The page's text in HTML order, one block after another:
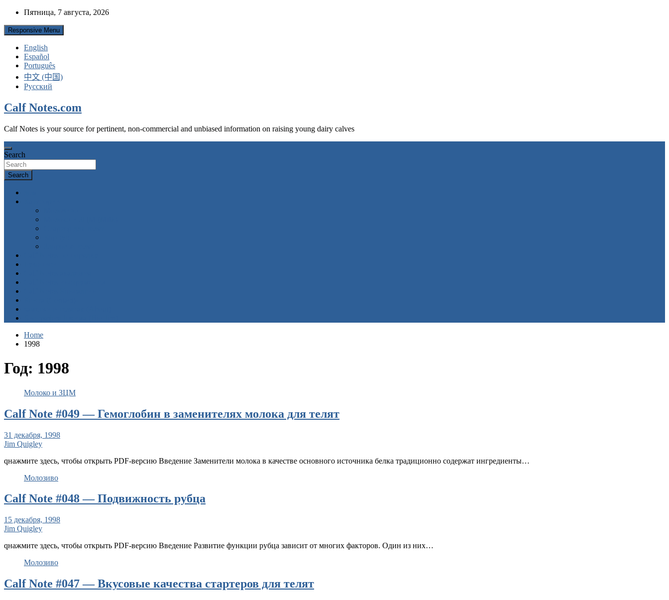
Skip
content
Пятница, 7 августа, 2026
Responsive Menu
English
Español
Português
中文 (中国)
Русский
Calf Notes.com
Calf Notes is your source for pertinent, non-commercial and unbiased information on raising young dairy calves
Search
Search
Home
1998
Год: 1998
Молоко и ЗЦМ
Calf Note #049 — Гемоглобин в заменителях молока для телят
31 декабря, 1998
Jim Quigley
qнажмите здесь, чтобы открыть PDF-версию Введение Заменители молока в качестве основного источника белка традиционно содержат ингредиенты…
Mолозиво
Calf Note #048 — Подвижность рубца
15 декабря, 1998
Jim Quigley
qнажмите здесь, чтобы открыть PDF-версию Введение Развитие функции рубца зависит от многих факторов. Один из них…
Mолозиво
Calf Note #047 — Вкусовые качества стартеров для телят